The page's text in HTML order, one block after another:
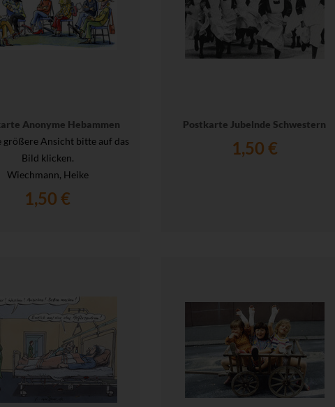
Anonyme Hebammen
größere Ansicht bitte auf das
Bild klicken.
Wiechmann, Heike
1,50 €
Postkarte Jubelnde Schwestern
1,50 €